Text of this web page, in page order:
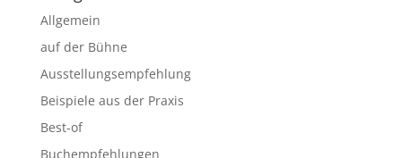
Allgemein
auf der Bühne
Ausstellungsempfehlung
Beispiele aus der Praxis
Best-of
Buchempfehlungen